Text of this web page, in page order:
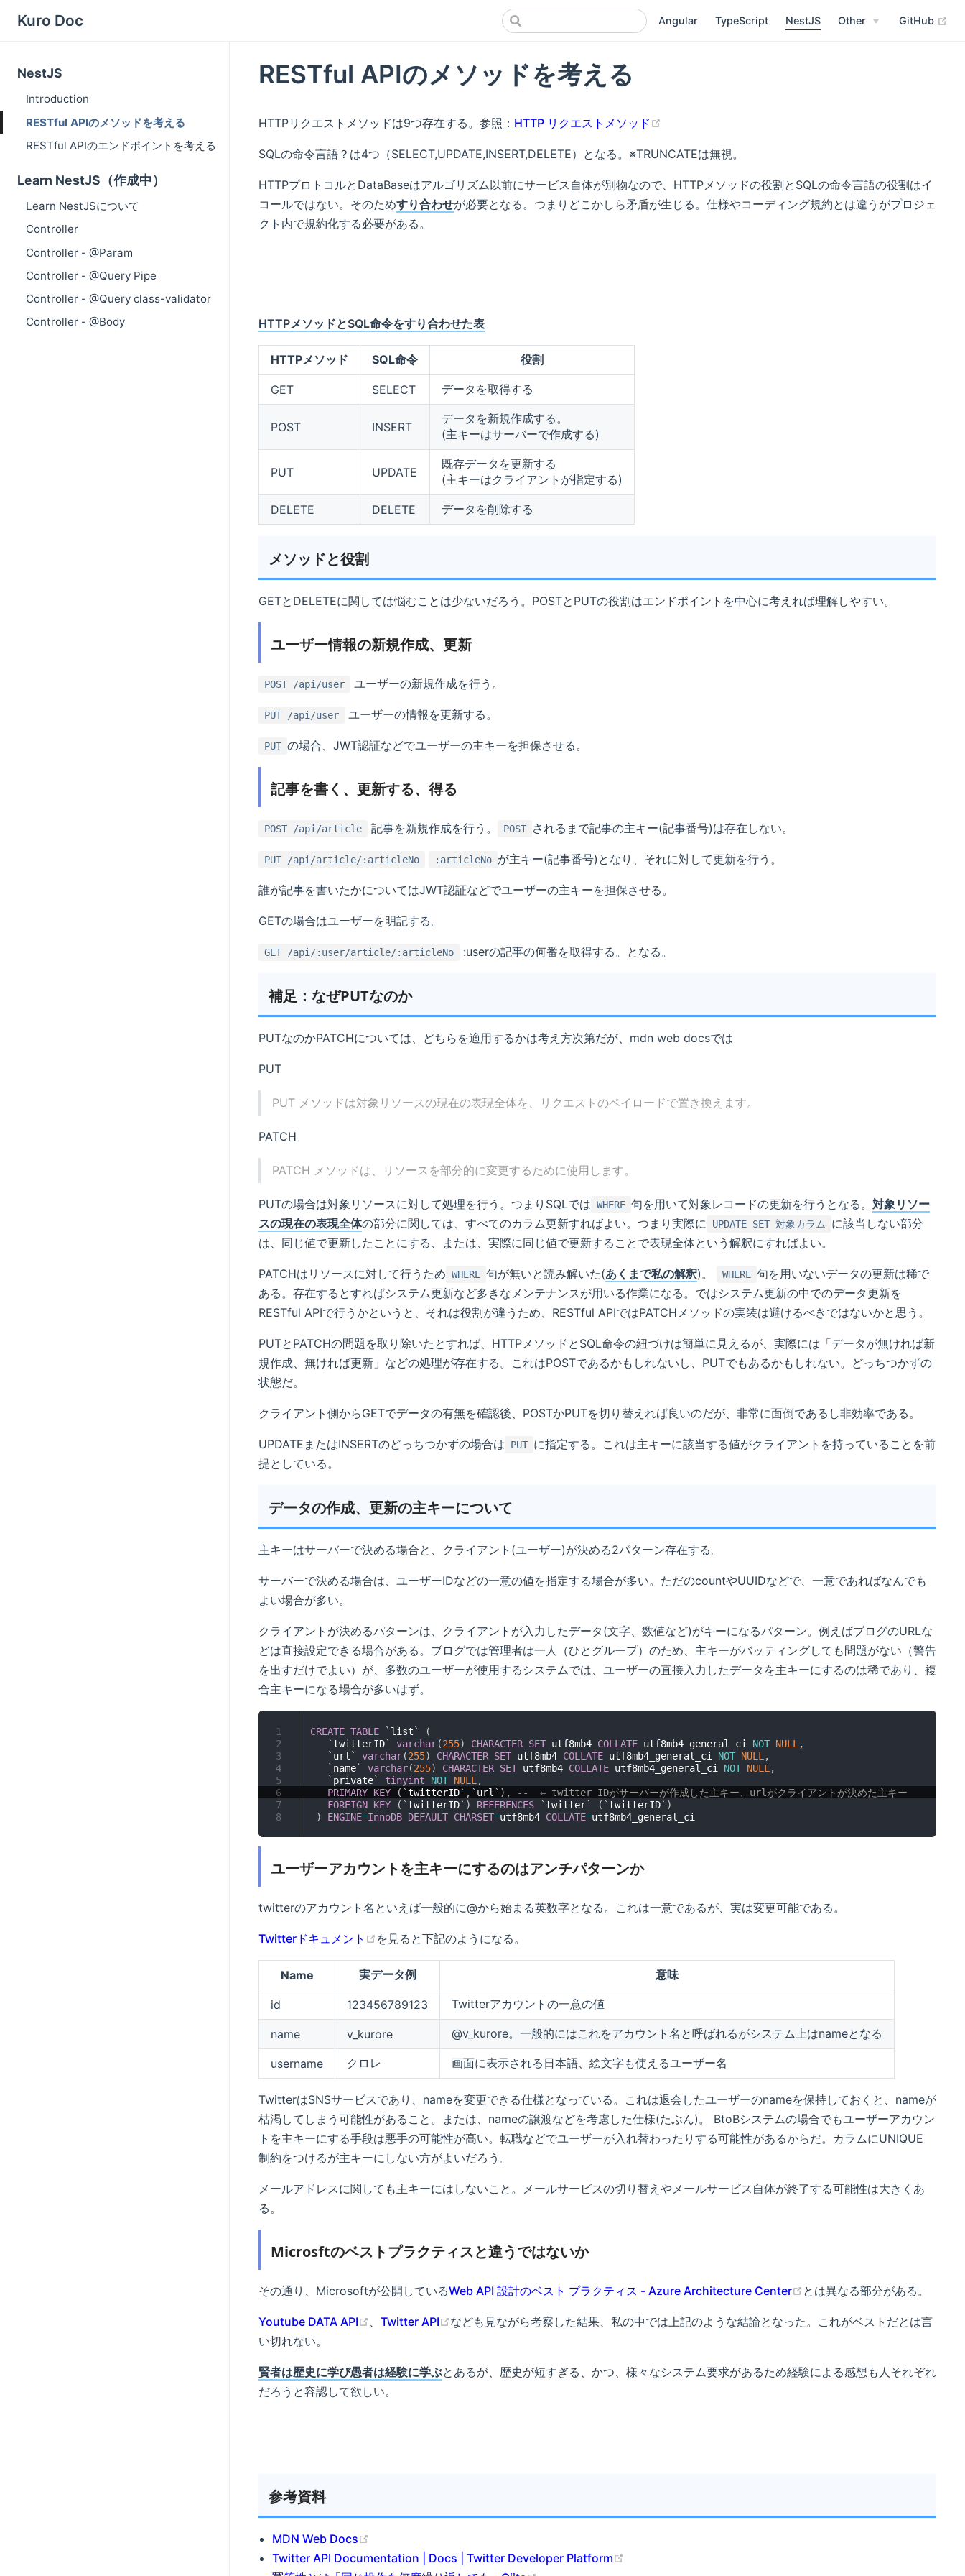
Kuro Doc Angular TypeScript NestJS Other GitHub
NestJS
Introduction
RESTful APIのメソッドを考える
RESTful APIのエンドポイントを考える
Learn NestJS（作成中）
Learn NestJSについて
Controller
Controller - @Param
Controller - @Query Pipe
Controller - @Query class-validator
Controller - @Body
RESTful APIのメソッドを考える
HTTPリクエストメソッドは9つ存在する。参照： HTTP リクエストメソッド
SQLの命令言語？は4つ（SELECT,UPDATE,INSERT,DELETE）となる。※TRUNCATEは無視。
HTTPプロトコルとDataBaseはアルゴリズム以前にサービス自体が別物なので、HTTPメソッドの役割とSQLの命令言語の役割はイ
コールではない。そのためすり合わせが必要となる。つまりどこかしら矛盾が生じる。仕様やコーディング規約とは違うがプロジェ
クト内で規約化する必要がある。
HTTPメソッドとSQL命令をすり合わせた表
HTTPメソッド SQL命令 役割
GET SELECT データを取得する
POST INSERT
データを新規作成する。
(主キーはサーバーで作成する)
PUT UPDATE
既存データを更新する
(主キーはクライアントが指定する)
DELETE DELETE データを削除する
メソッドと役割
GETとDELETEに関しては悩むことは少ないだろう。POSTとPUTの役割はエンドポイントを中心に考えれば理解しやすい。
ユーザー情報の新規作成、更新
POST /api/user ユーザーの新規作成を行う。
PUT /api/user ユーザーの情報を更新する。
PUT の場合、JWT認証などでユーザーの主キーを担保させる。
記事を書く、更新する、得る
POST /api/article 記事を新規作成を行う。 POST されるまで記事の主キー(記事番号)は存在しない。
PUT /api/article/:articleNo :articleNo が主キー(記事番号)となり、それに対して更新を行う。
誰が記事を書いたかについてはJWT認証などでユーザーの主キーを担保させる。
GETの場合はユーザーを明記する。
GET /api/:user/article/:articleNo :userの記事の何番を取得する。となる。
補足：なぜPUTなのか
PUTなのかPATCHについては、どちらを適用するかは考え方次第だが、mdn web docsでは
PUT
PUT メソッドは対象リソースの現在の表現全体を、リクエストのペイロードで置き換えます。
PATCH
PATCH メソッドは、リソースを部分的に変更するために使用します。
PUTの場合は対象リソースに対して処理を行う。つまりSQLでは WHERE 句を用いて対象レコードの更新を行うとなる。 対象リソー
スの現在の表現全体の部分に関しては、すべてのカラム更新すればよい。つまり実際に UPDATE SET 対象カラム
に該当しない部分
は、同じ値で更新したことにする、または、実際に同じ値で更新することで表現全体という解釈にすればよい。
PATCHはリソースに対して行うため WHERE 句が無いと読み解いた(あくまで私の解釈)。 WHERE 句を用いないデータの更新は稀で
ある。存在するとすればシステム更新など多きなメンテナンスが用いる作業になる。ではシステム更新の中でのデータ更新を
RESTful APIで行うかというと、それは役割が違うため、RESTful APIではPATCHメソッドの実装は避けるべきではないかと思う。
PUTとPATCHの問題を取り除いたとすれば、HTTPメソッドとSQL命令の紐づけは簡単に見えるが、実際には「データが無ければ新
規作成、無ければ更新」などの処理が存在する。これはPOSTであるかもしれないし、PUTでもあるかもしれない。どっちつかずの
状態だ。
クライアント側からGETでデータの有無を確認後、POSTかPUTを切り替えれば良いのだが、非常に面倒であるし非効率である。
UPDATEまたはINSERTのどっちつかずの場合は PUT に指定する。これは主キーに該当する値がクライアントを持っていることを前
提としている。
データの作成、更新の主キーについて
主キーはサーバーで決める場合と、クライアント(ユーザー)が決める2パターン存在する。
サーバーで決める場合は、ユーザーIDなどの一意の値を指定する場合が多い。ただのcountやUUIDなどで、一意であればなんでも
よい場合が多い。
クライアントが決めるパターンは、クライアントが入力したデータ(文字、数値など)がキーになるパターン。例えばブログのURLな
どは直接設定できる場合がある。ブログでは管理者は一人（ひとグループ）のため、主キーがバッティングしても問題がない（警告
を出すだけでよい）が、多数のユーザーが使用するシステムでは、ユーザーの直接入力したデータを主キーにするのは稀であり、複
合主キーになる場合が多いはず。
CREATE TABLE ` list`
(
` twitterID` varchar(255) CHARACTER SET utf8mb4 COLLATE utf8mb4_general_ci NOT NULL ,
` url ` varchar(255) CHARACTER SET utf8mb4 COLLATE utf8mb4_general_ci NOT NULL ,
` name` varchar(255) CHARACTER SET utf8mb4 COLLATE utf8mb4_general_ci NOT NULL ,
` private` tinyint NOT NULL ,
PRIMARY KEY ( `twitterID` , ` url ` ) ,
--  ← twitter IDがサーバーが作成した主キー、urlがクライアントが決めた主キー
FOREIGN KEY ( ` twitterID` ) REFERENCES ` twitter` ( ` twitterID` )
)
ENGINE=InnoDB DEFAULT CHARSET=utf8mb4 COLLATE=
1
2
3
4
5
6
7
8
ユーザーアカウントを主キーにするのはアンチパターンか
twitterのアカウント名といえば一般的に@から始まる英数字となる。これは一意であるが、実は変更可能である。
Twitterドキュメント を見ると下記のようになる。
Name 実データ例 意味
id 123456789123 Twitterアカウントの一意の値
name v_kurore @v_kurore。一般的にはこれをアカウント名と呼ばれるがシステム上はnameとなる
username クロレ 画面に表示される日本語、絵文字も使えるユーザー名
TwitterはSNSサービスであり、nameを変更できる仕様となっている。これは退会したユーザーのnameを保持しておくと、nameが
枯渇してしまう可能性があること。または、nameの譲渡などを考慮した仕様(たぶん)。 BtoBシステムの場合でもユーザーアカウン
トを主キーにする手段は悪手の可能性が高い。転職などでユーザーが入れ替わったりする可能性があるからだ。カラムにUNIQUE
制約をつけるが主キーにしない方がよいだろう。
メールアドレスに関しても主キーにはしないこと。メールサービスの切り替えやメールサービス自体が終了する可能性は大きくあ
る。
Microsftのベストプラクティスと違うではないか
その通り、Microsoftが公開しているWeb API 設計のベスト プラクティス - Azure Architecture Center とは異なる部分がある。
Youtube DATA API 、 Twitter API
なども見ながら考察した結果、私の中では上記のような結論となった。これがベストだとは言
い切れない。
賢者は歴史に学び愚者は経験に学ぶとあるが、歴史が短すぎる、かつ、様々なシステム要求があるため経験による感想も人それぞれ
だろうと容認して欲しい。
参考資料
MDN Web Docs
Twitter API Documentation | Docs | Twitter Developer Platform